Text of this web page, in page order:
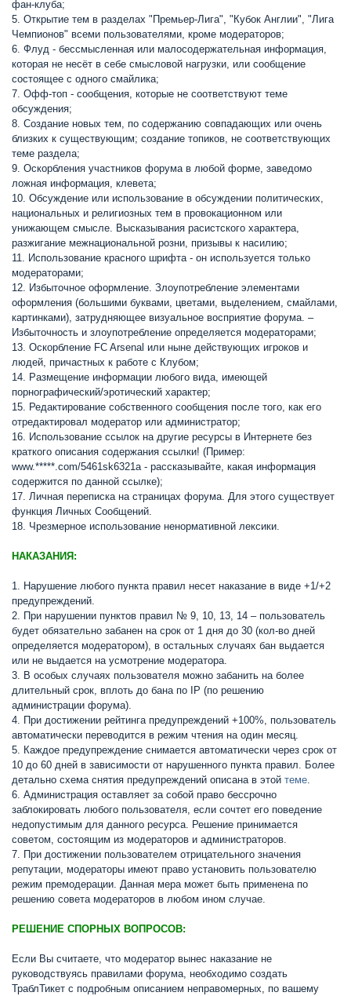
фан-клуба;
5. Открытие тем в разделах "Премьер-Лига", "Кубок Англии", "Лига
Чемпионов" всеми пользователями, кроме модераторов;
6. Флуд - бессмысленная или малосодержательная информация,
которая не несёт в себе смысловой нагрузки, или сообщение
состоящее с одного смайлика;
7. Офф-топ - сообщения, которые не соответствуют теме
обсуждения;
8. Создание новых тем, по содержанию совпадающих или очень
близких к существующим; создание топиков, не соответствующих
теме раздела;
9. Оскорбления участников форума в любой форме, заведомо
ложная информация, клевета;
10. Обсуждение или использование в обсуждении политических,
национальных и религиозных тем в провокационном или
унижающем смысле. Высказывания расистского характера,
разжигание межнациональной розни, призывы к насилию;
11. Использование красного шрифта - он используется только
модераторами;
12. Избыточное оформление. Злоупотребление элементами
оформления (большими буквами, цветами, выделением, смайлами,
картинками), затрудняющее визуальное восприятие форума. –
Избыточность и злоупотребление определяется модераторами;
13. Оскорбление FC Arsenal или ныне действующих игроков и
людей, причастных к работе с Клубом;
14. Размещение информации любого вида, имеющей
порнографический/эротический характер;
15. Редактирование собственного сообщения после того, как его
отредактировал модератор или администратор;
16. Использование ссылок на другие ресурсы в Интернете без
краткого описания содержания ссылки! (Пример:
www.*****.com/5461sk6321а - рассказывайте, какая информация
содержится по данной ссылке);
17. Личная переписка на страницах форума. Для этого существует
функция Личных Сообщений.
18. Чрезмерное использование ненормативной лексики.
НАКАЗАНИЯ:
1. Нарушение любого пункта правил несет наказание в виде +1/+2
предупреждений.
2. При нарушении пунктов правил № 9, 10, 13, 14 – пользователь
будет обязательно забанен на срок от 1 дня до 30 (кол-во дней
определяется модератором), в остальных случаях бан выдается
или не выдается на усмотрение модератора.
3. В особых случаях пользователя можно забанить на более
длительный срок, вплоть до бана по IP (по решению
администрации форума).
4. При достижении рейтинга предупреждений +100%, пользователь
автоматически переводится в режим чтения на один месяц.
5. Каждое предупреждение снимается автоматически через срок от
10 до 60 дней в зависимости от нарушенного пункта правил. Более
детально схема снятия предупреждений описана в этой теме.
6. Администрация оставляет за собой право бессрочно
заблокировать любого пользователя, если сочтет его поведение
недопустимым для данного ресурса. Решение принимается
советом, состоящим из модераторов и администраторов.
7. При достижении пользователем отрицательного значения
репутации, модераторы имеют право установить пользователю
режим премодерации. Данная мера может быть применена по
решению совета модераторов в любом ином случае.
РЕШЕНИЕ СПОРНЫХ ВОПРОСОВ:
Если Вы считаете, что модератор вынес наказание не
руководствуясь правилами форума, необходимо создать
ТраблТикет с подробным описанием неправомерных, по вашему